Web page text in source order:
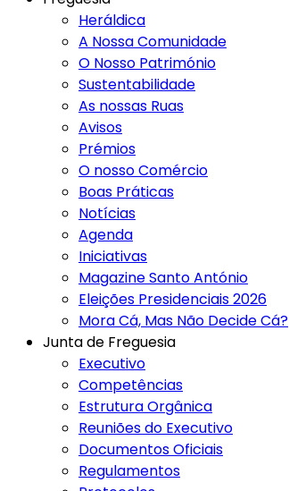
Heráldica
A Nossa Comunidade
O Nosso Património
Sustentabilidade
As nossas Ruas
Avisos
Prémios
O nosso Comércio
Boas Práticas
Notícias
Agenda
Iniciativas
Magazine Santo António
Eleições Presidenciais 2026
Mora Cá, Mas Não Decide Cá?
Junta de Freguesia
Executivo
Competências
Estrutura Orgânica
Reuniões do Executivo
Documentos Oficiais
Regulamentos